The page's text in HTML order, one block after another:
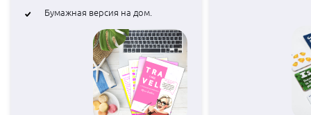
Бумажная версия на дом.